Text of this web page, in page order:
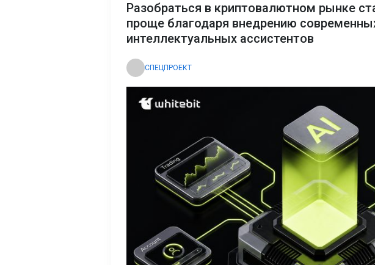
Разобраться в криптовалютном рынке
проще благодаря внедрению
интеллектуальных ассистентов
СПЕЦПРОЕКТ